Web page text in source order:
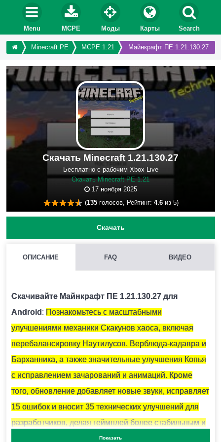
Menu MCPE Моды Карты Search
Minecraft PE MCPE 1.21 Майнкрафт ПЕ 1.21.130.27
Скачать Minecraft 1.21.130.27
Бесплатно с рабочим Xbox Live
Скачать Minecraft PE 1.21
17 ноября 2025
(135голосов, Рейтинг: 4.6из 5)
Скачать
ОПИСАНИЕ FAQ ВИДЕО
Скачивайте Майнкрафт ПЕ 1.21.130.27 для
Android : Познакомьтесь с масштабными
улучшениями механики Скакунов хаоса, включая
перебалансировку Наутилусов, Верблюда-кадавра и
Барханника, а также значительные улучшения Копья
с исправлением зачарований и анимаций. Кроме
того, обновление добавляет новые звуки, исправляет
15 ошибок и вносит 35 технических улучшений для
разработчиков, делая геймплей более стабильным и
Показать
тонированного стекла.
КАК СКРАФТИТЬ ПОДЗОРНУЮ ТРУБУ В МАЙНКРАФТ?
Вам понадобится 2 медных слитка и 1 осколок
аметиста.
КАК ПОКРАСИТЬ СВЕЧИ В MINECRAFT PE?
Для этого необходимо использовать 1 из 16